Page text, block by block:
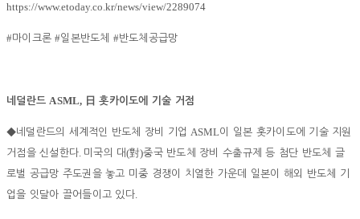
https://www.etoday.co.kr/news/view/2289074
#마이크론#일본반도체 #반도체공급망
네덜란드 ASML, 日홋카이도에 기술 거점
◆네덜란드의 세계적인 반도체 장비 기업 ASML이 일본 홋카이도에 기술 지원
거점을 신설한다. 미국의 대(對)중국 반도체 장비 수출규제 등 첨단 반도체 글
로벌 공급망 주도권을 놓고 미중 경쟁이 치열한 가운데 일본이 해외 반도체 기
업을 잇달아 끌어들이고 있다.